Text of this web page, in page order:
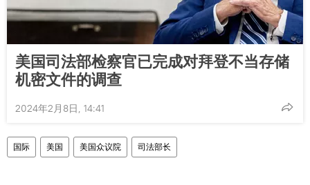
美国司法部检察官已完成对拜登不当存储
机密文件的调查
2024年2月8日, 14:41
国际 美国 美国众议院 司法部长